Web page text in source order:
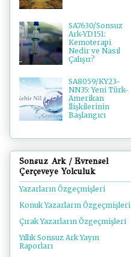
SA7630/Sonsuz
Ark-YD151:
Kemoterapi
Nedir ve Nasıl
Çalışır?
SA8059/KY23-
NN35: Yeni Türk-
Amerikan
İlişkilerinin
Başlangıcı
Sonsuz Ark / Evrensel
Çerçeveye Yolculuk
Yazarların Özgeçmişleri
Konuk Yazarların Özgeçmişleri
Çırak Yazarların Özgeçmişleri
Yıllık Sonsuz Ark Yayın
Raporları